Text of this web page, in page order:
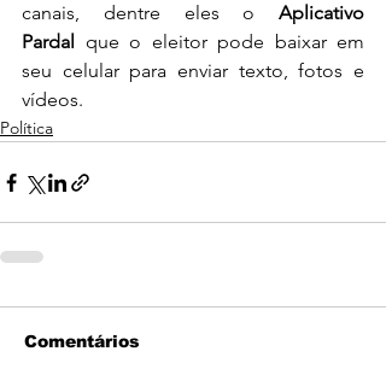
canais, dentre eles o Aplicativo
Pardal
que o eleitor pode baixar em
seu celular para enviar texto, fotos e
vídeos.
Política
Comentários